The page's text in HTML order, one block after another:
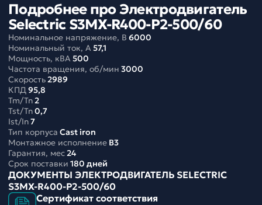
Подробнее про Электродвигатель
Selectric S3MX-R400-P2-500/60
Номинальное напряжение, В 6000
Номинальный ток, A57,1
Мощность, кВА500
Частота вращения, об/мин 3000
Скорость2989
КПД95,8
Tm/Tn2
Tst/Tn0,7
Ist/In7
Тип корпуса Cast iron
Монтажное исполнение B3
Гарантия, мес24
Срок поставки 180 дней
ДОКУМЕНТЫ ЭЛЕКТРОДВИГАТЕЛЬ SELECTRIC
S3MX-R400-P2-500/60
Сертификат соответствия